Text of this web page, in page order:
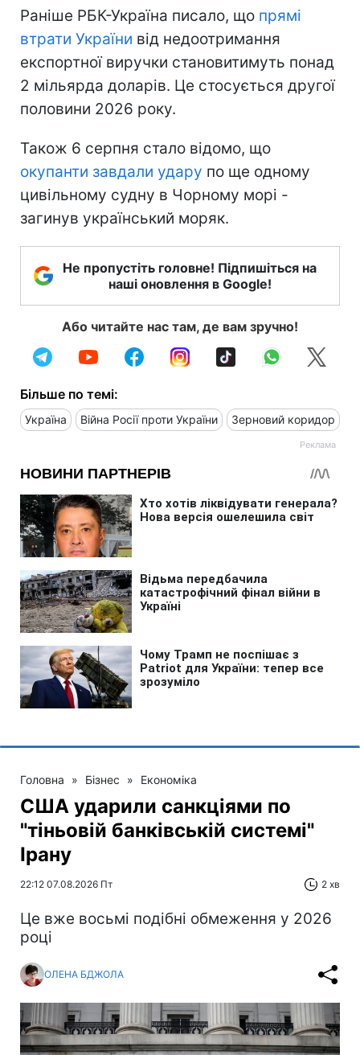
Раніше РБК-Україна писало, що прямі
втрати України від недоотримання
експортної виручки становитимуть понад
2 мільярда доларів. Це стосується другої
половини 2026 року.
Також 6 серпня стало відомо, що
окупанти завдали удару по ще одному
цивільному судну в Чорному морі -
загинув український моряк.
Не пропустіть головне! Підпишіться на
наші оновлення в Google!
Або читайте нас там, де вам зручно!
Більше по темі:
Україна Війна Росії проти України Зерновий коридор
Головна » Бізнес » Економіка
США ударили санкціями по
"тіньовій банківській системі"
Ірану
22:12 07.08.2026 Пт 2 хв
Це вже восьмі подібні обмеження у 2026
році
ОЛЕНА БДЖОЛА